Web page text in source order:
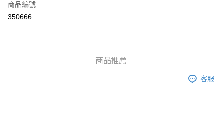
Apple Pay
商品編號
350666
商品推薦
客服